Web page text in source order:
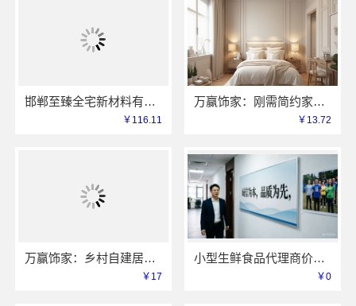
邯郸至臻全宅新材料有限公司：永年焕新专业团队打造品质居家
￥116.11
万赢饰家：刚需简约家庭装修工期提速，快速入住无忧
￥13.72
万赢饰家：乡村自建居室装修水电规整，专业施工保障
￥17
小型生鲜食品代理商价格，湖北省惠物电子商务有限公司
￥0